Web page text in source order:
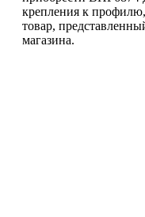
крепления к
товар,
магазина.